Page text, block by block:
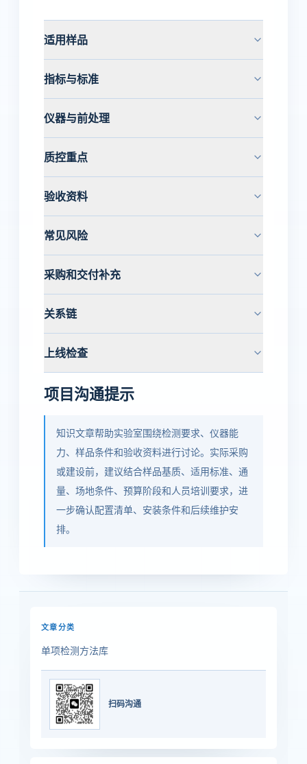
适用样品
指标与标准
仪器与前处理
质控重点
验收资料
常见风险
采购和交付补充
关系链
上线检查
项目沟通提示
知识文章帮助实验室围绕检测要求、仪器能
力、样品条件和验收资料进行讨论。实际采购
或建设前，建议结合样品基质、适用标准、通
量、场地条件、预算阶段和人员培训要求，进
一步确认配置清单、安装条件和后续维护安
排。
文章分类
单项检测方法库
扫码沟通